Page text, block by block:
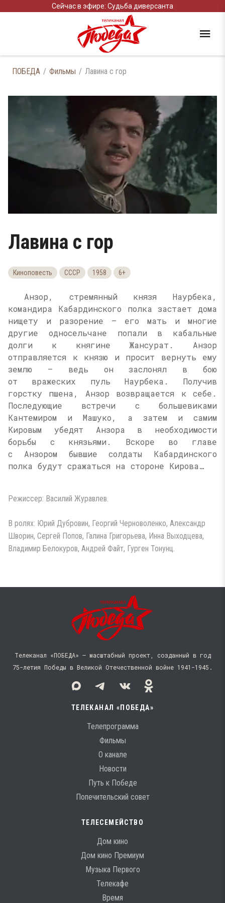
Сейчас в эфире: Судьба диверсанта
ПОБЕДА Фильмы Лавина с гор
Лавина с гор
Киноповесть СССР 1958 6+
Анзор, стремянный князя Наурбека,
командира Кабардинского полка застает дома
нищету и разорение — его мать и многие
другие односельчане попали в кабальные
долги к княгине Жансурат. Анзор
отправляется к князю и просит вернуть ему
землю — ведь он заслонял в бою
от вражеских пуль Наурбека. Получив
горстку пшена, Анзор возвращается к себе.
Последующие встречи с большевиками
Кантемиром и Машуко, а затем и самим
Кировым убедят Анзора в необходимости
борьбы с князьями. Вскоре во главе
с Анзором бывшие солдаты Кабардинского
полка будут сражаться на стороне Кирова…
Режиссер: Василий Журавлев.
В ролях: Юрий Дубровин, Георгий Черноволенко, Александр
Шворин, Сергей Попов, Галина Григорьева, Инна Выходцева,
Владимир Белокуров, Андрей Файт, Гурген Тонунц.
Телеканал «ПОБЕДА» — масштабный проект, созданный в год
75-летия Победы в Великой Отечественной войне 1941−1945.
ТЕЛЕКАНАЛ «ПОБЕДА»
Телепрограмма
Фильмы
О канале
Новости
Путь к Победе
Попечительский совет
ТЕЛЕСЕМЕЙСТВО
Дом кино
Дом кино Премиум
Музыка Первого
Телекафе
Время